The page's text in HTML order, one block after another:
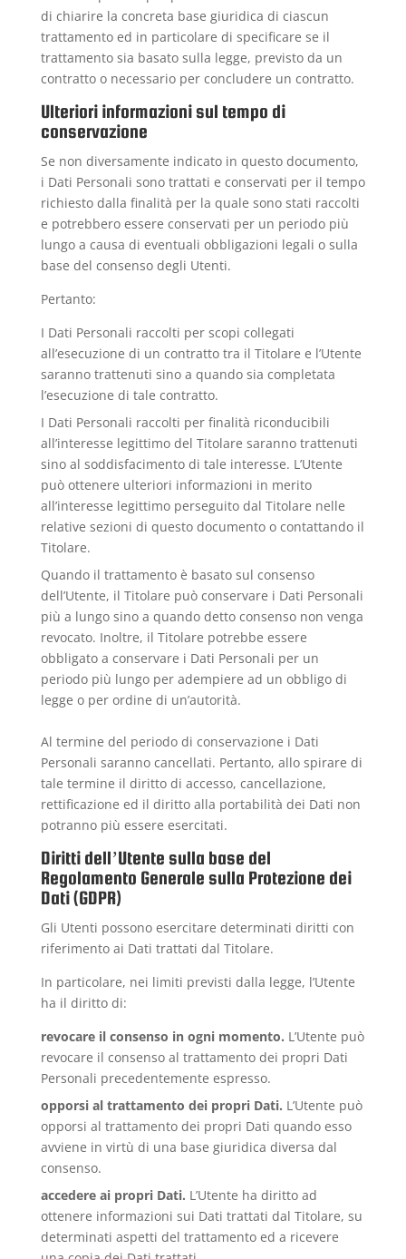
di chiarire la concreta base giuridica di ciascun
trattamento ed in particolare di specificare se il
trattamento sia basato sulla legge, previsto da un
contratto o necessario per concludere un contratto.
Ulteriori informazioni sul tempo di
conservazione
Se non diversamente indicato in questo documento,
i Dati Personali sono trattati e conservati per il tempo
richiesto dalla finalità per la quale sono stati raccolti
e potrebbero essere conservati per un periodo più
lungo a causa di eventuali obbligazioni legali o sulla
base del consenso degli Utenti.
Pertanto:
I Dati Personali raccolti per scopi collegati
all’esecuzione di un contratto tra il Titolare e l’Utente
saranno trattenuti sino a quando sia completata
l’esecuzione di tale contratto.
I Dati Personali raccolti per finalità riconducibili
all’interesse legittimo del Titolare saranno trattenuti
sino al soddisfacimento di tale interesse. L’Utente
può ottenere ulteriori informazioni in merito
all’interesse legittimo perseguito dal Titolare nelle
relative sezioni di questo documento o contattando il
Titolare.
Quando il trattamento è basato sul consenso
dell’Utente, il Titolare può conservare i Dati Personali
più a lungo sino a quando detto consenso non venga
revocato. Inoltre, il Titolare potrebbe essere
obbligato a conservare i Dati Personali per un
periodo più lungo per adempiere ad un obbligo di
legge o per ordine di un’autorità.
Al termine del periodo di conservazione i Dati
Personali saranno cancellati. Pertanto, allo spirare di
tale termine il diritto di accesso, cancellazione,
rettificazione ed il diritto alla portabilità dei Dati non
potranno più essere esercitati.
Diritti dell’Utente sulla base del
Regolamento Generale sulla Protezione dei
Dati (GDPR)
Gli Utenti possono esercitare determinati diritti con
riferimento ai Dati trattati dal Titolare.
In particolare, nei limiti previsti dalla legge, l’Utente
ha il diritto di:
revocare il consenso in ogni momento. L’Utente può
revocare il consenso al trattamento dei propri Dati
Personali precedentemente espresso.
opporsi al trattamento dei propri Dati. L’Utente può
opporsi al trattamento dei propri Dati quando esso
avviene in virtù di una base giuridica diversa dal
consenso.
accedere ai propri Dati. L’Utente ha diritto ad
ottenere informazioni sui Dati trattati dal Titolare, su
determinati aspetti del trattamento ed a ricevere